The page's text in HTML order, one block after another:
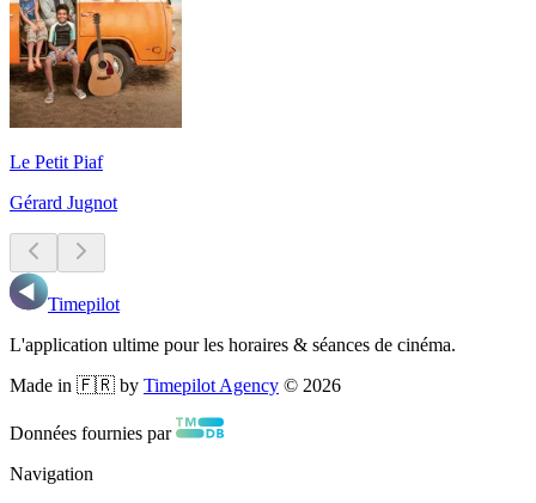
Le Petit Piaf
Gérard Jugnot
Timepilot
L'application ultime pour les horaires & séances de cinéma.
Made in 🇫🇷 by Timepilot Agency © 2026
Données fournies par
Navigation